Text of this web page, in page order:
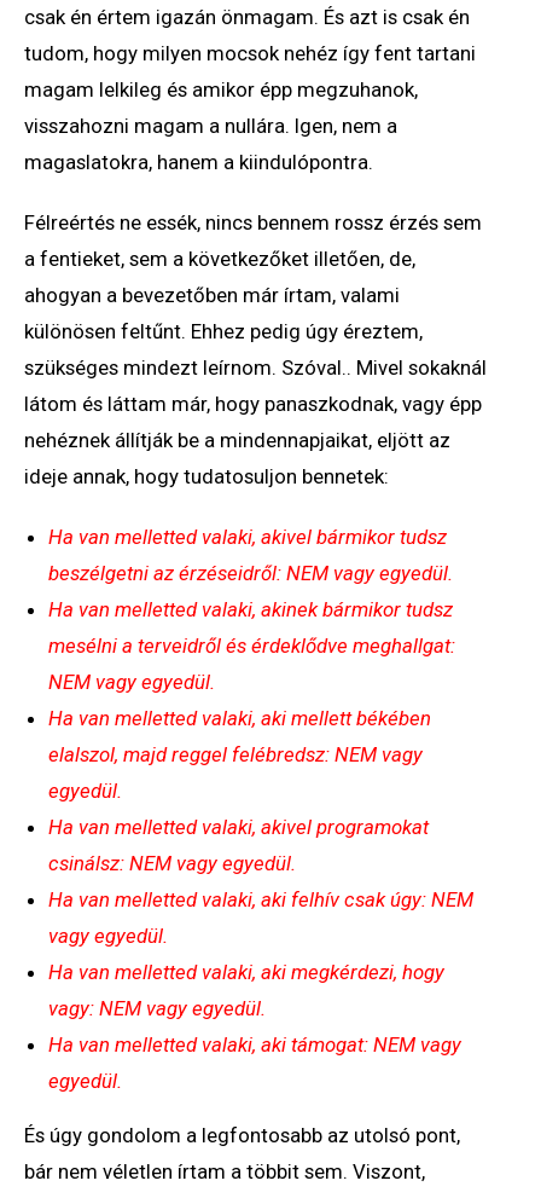
csak én értem igazán önmagam. És azt is csak én
tudom, hogy milyen mocsok nehéz így fent tartani
magam lelkileg és amikor épp megzuhanok,
visszahozni magam a nullára. Igen, nem a
magaslatokra, hanem a kiindulópontra.
Félreértés ne essék, nincs bennem rossz érzés sem
a fentieket, sem a következőket illetően, de,
ahogyan a bevezetőben már írtam, valami
különösen feltűnt. Ehhez pedig úgy éreztem,
szükséges mindezt leírnom. Szóval.. Mivel sokaknál
látom és láttam már, hogy panaszkodnak, vagy épp
nehéznek állítják be a mindennapjaikat, eljött az
ideje annak, hogy tudatosuljon bennetek:
Ha van melletted valaki, akivel bármikor tudsz
beszélgetni az érzéseidről: NEM vagy egyedül.
Ha van melletted valaki, akinek bármikor tudsz
mesélni a terveidről és érdeklődve meghallgat:
NEM vagy egyedül.
Ha van melletted valaki, aki mellett békében
elalszol, majd reggel felébredsz: NEM vagy
egyedül.
Ha van melletted valaki, akivel programokat
csinálsz: NEM vagy egyedül.
Ha van melletted valaki, aki felhív csak úgy: NEM
vagy egyedül.
Ha van melletted valaki, aki megkérdezi, hogy
vagy: NEM vagy egyedül.
Ha van melletted valaki, aki támogat: NEM vagy
egyedül.
És úgy gondolom a legfontosabb az utolsó pont,
bár nem véletlen írtam a többit sem. Viszont,